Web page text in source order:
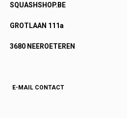
SQUASHSHOP.BE
GROTLAAN 111a
3680 NEEROETEREN
E-MAIL CONTACT